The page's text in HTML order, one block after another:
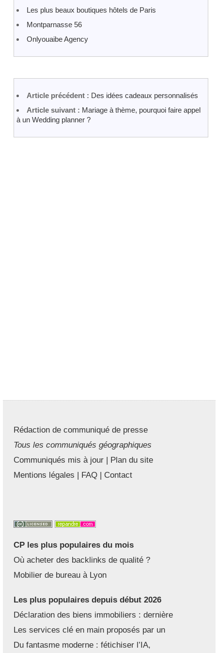
Les plus beaux boutiques hôtels de Paris
Montparnasse 56
Onlyouaibe Agency
Article précédent : Des idées cadeaux personnalisés
Article suivant : Mariage à thème, pourquoi faire appel
à un Wedding planner ?
Rédaction de communiqué de presse
Tous les communiqués géographiques
Communiqués mis à jour | Plan du site
Mentions légales | FAQ | Contact
CP les plus populaires du mois
Où acheter des backlinks de qualité ?
Mobilier de bureau à Lyon
Les plus populaires depuis début 2026
Déclaration des biens immobiliers : dernière
Les services clé en main proposés par un
Du fantasme moderne : fétichiser l’IA,